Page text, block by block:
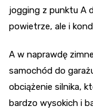
jogging z punktu A
powietrze, ale i
A w naprawdę
samochód do
obciążenie silnika,
bardzo wysokich i